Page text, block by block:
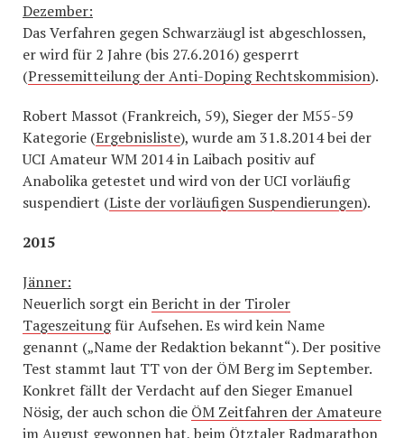
Dezember:
Das Verfahren gegen Schwarzäugl ist abgeschlossen,
er wird für 2 Jahre (bis 27.6.2016) gesperrt
(Pressemitteilung der Anti-Doping Rechtskommision).
Robert Massot (Frankreich, 59), Sieger der M55-59
Kategorie (Ergebnisliste), wurde am 31.8.2014 bei der
UCI Amateur WM 2014 in Laibach positiv auf
Anabolika getestet und wird von der UCI vorläufig
suspendiert (Liste der vorläufigen Suspendierungen).
2015
Jänner:
Neuerlich sorgt einBericht in der Tiroler
Tageszeitungfür Aufsehen. Es wird kein Name
genannt („Name der Redaktion bekannt“). Der positive
Test stammt laut TT von der ÖM Berg im September.
Konkret fällt der Verdacht auf den Sieger Emanuel
Nösig, der auch schon die ÖM Zeitfahren der Amateure
im August gewonnen hat, beim Ötztaler Radmarathon